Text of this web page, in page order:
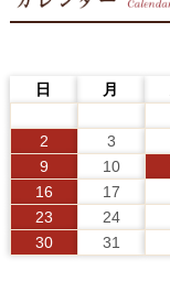
日
月
2
3
9
10
16
17
23
24
30
31